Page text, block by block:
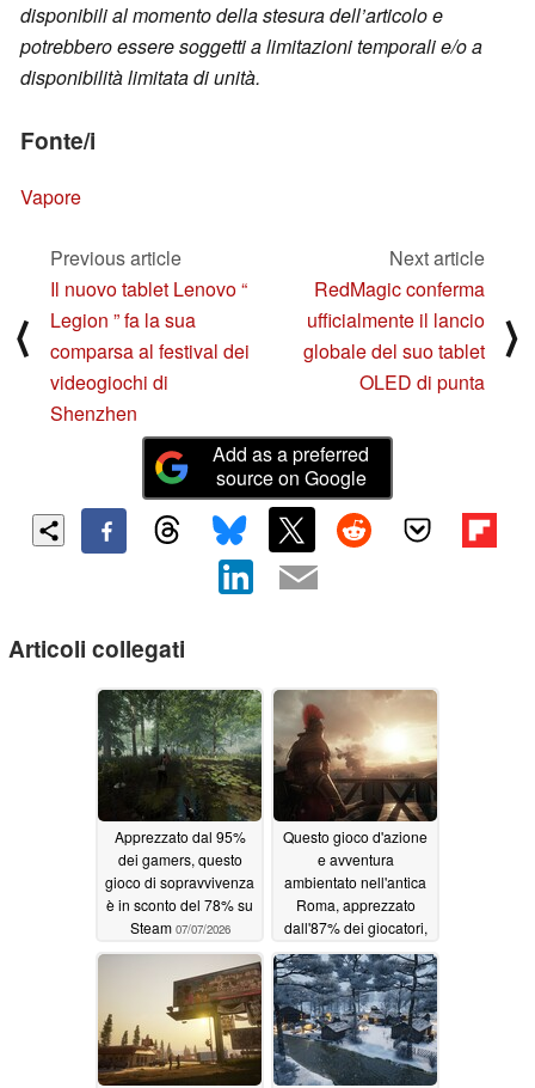
disponibili al momento della stesura dell’articolo e
potrebbero essere soggetti a limitazioni temporali e/o a
disponibilità limitata di unità.
Fonte/i
Vapore
⟨
Previous article
Il nuovo tablet Lenovo “
Legion ” fa la sua
comparsa al festival dei
videogiochi di
Shenzhen
Next article
RedMagic conferma
ufficialmente il lancio
globale del suo tablet
OLED di punta
⟩
Add as a preferred
source on Google
Articoli collegati
Apprezzato dal 95%
dei gamers, questo
gioco di sopravvivenza
è in sconto del 78% su
Steam 07/07/2026
Questo gioco d'azione
e avventura
ambientato nell'antica
Roma, apprezzato
dall'87% dei giocatori,
è in sconto del 65% su
Steam07/05/2026